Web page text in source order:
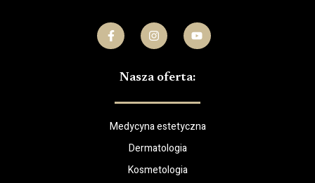
Nasza oferta:
Medycyna estetyczna
Dermatologia
Kosmetologia